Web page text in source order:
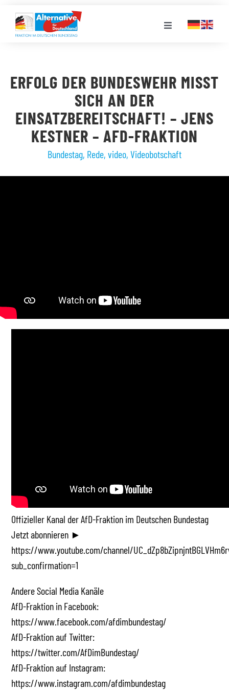
Inhalt
springen
Toggle
VERANSTALTUNGEN
ERFOLG DER BUNDESWEHR MISST
SICH AN DER
EINSATZBEREITSCHAFT! – JENS
KESTNER – AFD-FRAKTION
Bundestag, Rede, video, Videobotschaft
Offizieller Kanal der AfD-Fraktion im Deutschen Bundestag
Jetzt abonnieren ►
https://www.youtube.com/channel/
sub_confirmation=1
Andere Social Media Kanäle
AfD-Fraktion in Facebook:
https://www.facebook.com/afdimbundestag/
AfD-Fraktion auf Twitter:
https://twitter.com/AfDimBundestag/
AfD-Fraktion auf Instagram:
https://www.instagram.com/afdimbundestag